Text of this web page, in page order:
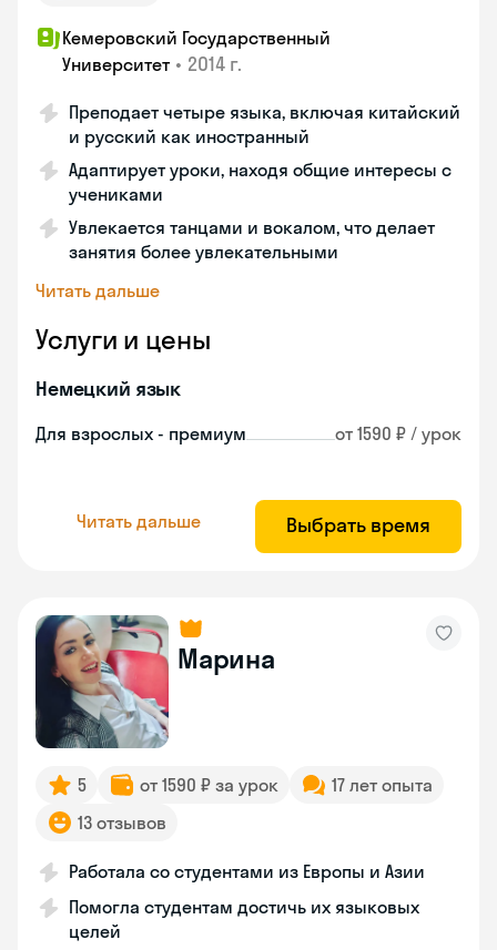
Кемеровский Государственный
Университет • 2014 г.
Преподает четыре языка, включая китайский
и русский как иностранный
Адаптирует уроки, находя общие интересы с
учениками
Увлекается танцами и вокалом, что делает
занятия более увлекательными
Читать дальше
Услуги и цены
Немецкий язык
Для взрослых - премиум от 1590 ₽ / урок
Читать дальше Выбрать время
Марина
5 от 1590 ₽ за урок
17 лет опыта
13 отзывов
Работала со студентами из Европы и Азии
Помогла студентам достичь их языковых
целей